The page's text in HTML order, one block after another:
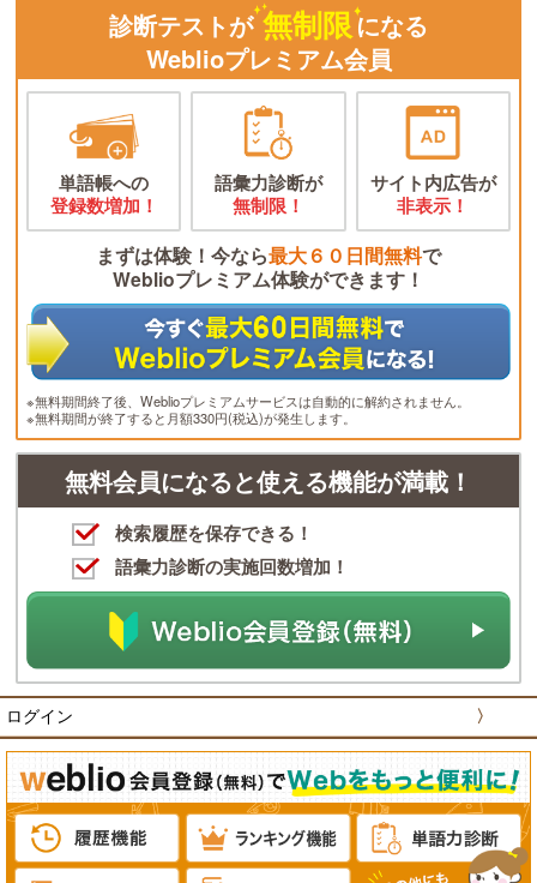
診断テストが 無制限になる
Weblioプレミアム会員
単語帳への
登録数増加！
語彙力診断が
無制限！
サイト内広告が
非表示！
まずは体験！今なら最大６０日間無料で
Weblioプレミアム体験ができます！
※無料期間終了後、Weblioプレミアムサービスは自動的に解約されません。
※無料期間が終了すると月額330円(税込)が発生します。
無料会員になると使える機能が満載！
検索履歴を保存できる！
語彙力診断の実施回数増加！
ログイン 〉